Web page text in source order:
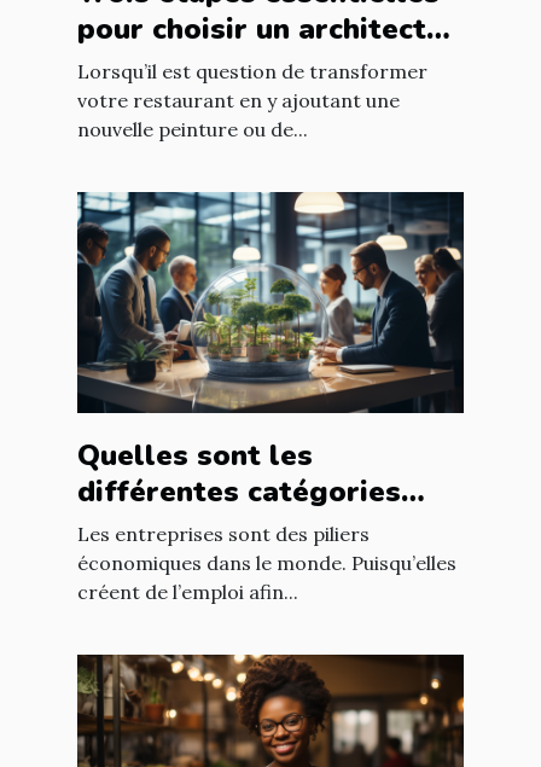
pour choisir un architecte
d’intérieur
Lorsqu’il est question de transformer
votre restaurant en y ajoutant une
nouvelle peinture ou de...
Quelles sont les
différentes catégories
d’entreprise ?
Les entreprises sont des piliers
économiques dans le monde. Puisqu’elles
créent de l’emploi afin...